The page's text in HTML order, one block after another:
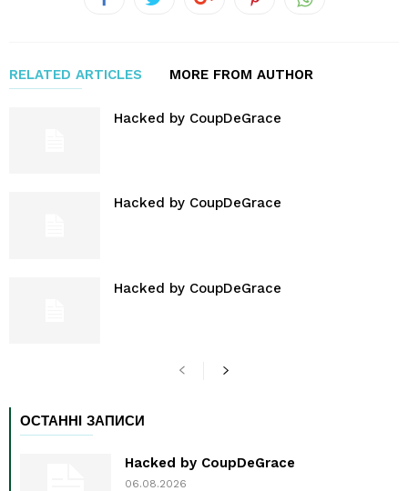
RELATED ARTICLES MORE FROM AUTHOR
Hacked by CoupDeGrace
Hacked by CoupDeGrace
Hacked by CoupDeGrace
ОСТАННІ ЗАПИСИ
Hacked by CoupDeGrace
06.08.2026